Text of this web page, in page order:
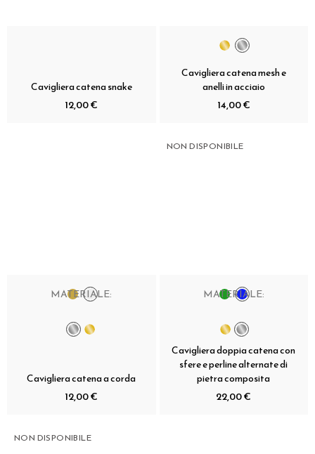
Cavigliera catena snake
12,00 €
Cavigliera catena mesh e
anelli in acciaio
14,00 €
MATERIALE:
Cavigliera catena a corda
12,00 €
NON DISPONIBILE
MATERIALE:
Cavigliera doppia catena con
sfere e perline alternate di
pietra composita
22,00 €
NON DISPONIBILE